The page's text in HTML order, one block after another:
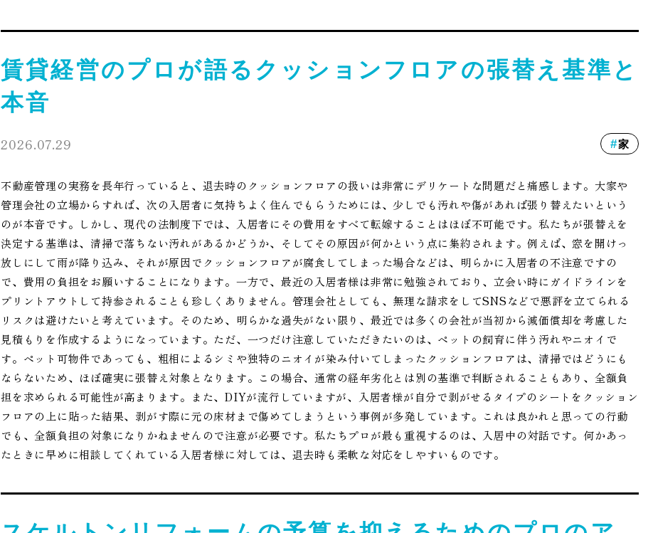
賃貸経営のプロが語るクッションフロアの張替え基準と
本音
2026.07.29 家
不動産管理の実務を長年行っていると、退去時のクッションフロアの扱いは非常にデリケートな問題だと痛感します。大家や
管理会社の立場からすれば、次の入居者に気持ちよく住んでもらうためには、少しでも汚れや傷があれば張り替えたいという
のが本音です。しかし、現代の法制度下では、入居者にその費用をすべて転嫁することはほぼ不可能です。私たちが張替えを
決定する基準は、清掃で落ちない汚れがあるかどうか、そしてその原因が何かという点に集約されます。例えば、窓を開けっ
放しにして雨が降り込み、それが原因でクッションフロアが腐食してしまった場合などは、明らかに入居者の不注意ですの
で、費用の負担をお願いすることになります。一方で、最近の入居者様は非常に勉強されており、立会い時にガイドラインを
プリントアウトして持参されることも珍しくありません。管理会社としても、無理な請求をしてSNSなどで悪評を立てられる
リスクは避けたいと考えています。そのため、明らかな過失がない限り、最近では多くの会社が当初から減価償却を考慮した
見積もりを作成するようになっています。ただ、一つだけ注意していただきたいのは、ペットの飼育に伴う汚れやニオイで
す。ペット可物件であっても、粗相によるシミや独特のニオイが染み付いてしまったクッションフロアは、清掃ではどうにも
ならないため、ほぼ確実に張替え対象となります。この場合、通常の経年劣化とは別の基準で判断されることもあり、全額負
担を求められる可能性が高まります。また、DIYが流行していますが、入居者様が自分で剥がせるタイプのシートをクッション
フロアの上に貼った結果、剥がす際に元の床材まで傷めてしまうという事例が多発しています。これは良かれと思っての行動
でも、全額負担の対象になりかねませんので注意が必要です。私たちプロが最も重視するのは、入居中の対話です。何かあっ
たときに早めに相談してくれている入居者様に対しては、退去時も柔軟な対応をしやすいものです。